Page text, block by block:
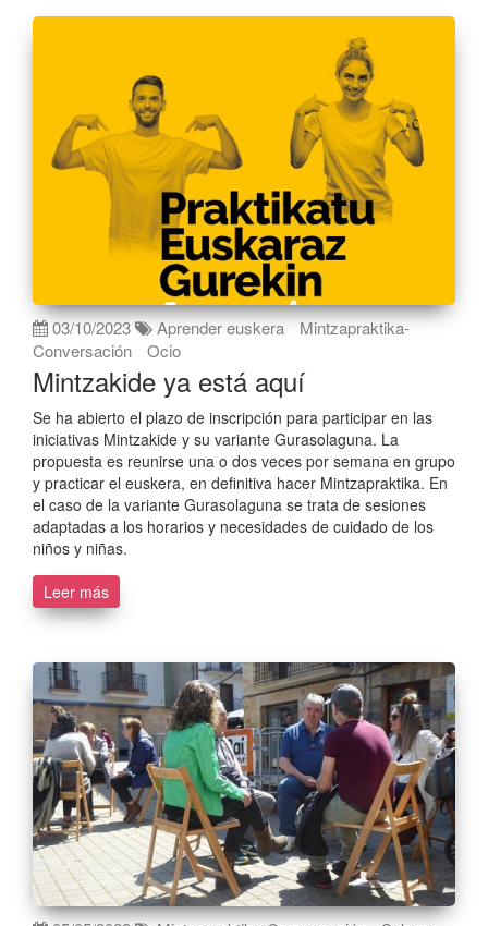
03/10/2023 Aprender euskera
Mintzapraktika-
Conversación
Ocio
Mintzakide ya está aquí
Se ha abierto el plazo de inscripción para participar en las
iniciativas Mintzakide y su variante Gurasolaguna. La
propuesta es reunirse una o dos veces por semana en grupo
y practicar el euskera, en definitiva hacer Mintzapraktika. En
el caso de la variante Gurasolaguna se trata de sesiones
adaptadas a los horarios y necesidades de cuidado de los
niños y niñas.
Leer más